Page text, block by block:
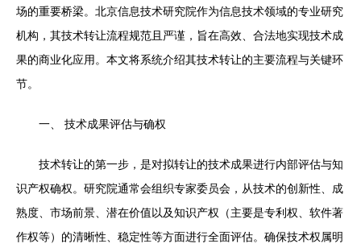
场的重要桥梁。北京信息技术研究院作为信息技术领域的专业研究
机构，其技术转让流程规范且严谨，旨在高效、合法地实现技术成
果的商业化应用。本文将系统介绍其技术转让的主要流程与关键环
节。
一、 技术成果评估与确权
技术转让的第一步，是对拟转让的技术成果进行内部评估与知
识产权确权。研究院通常会组织专家委员会，从技术的创新性、成
熟度、市场前景、潜在价值以及知识产权（主要是专利权、软件著
作权等）的清晰性、稳定性等方面进行全面评估。确保技术权属明